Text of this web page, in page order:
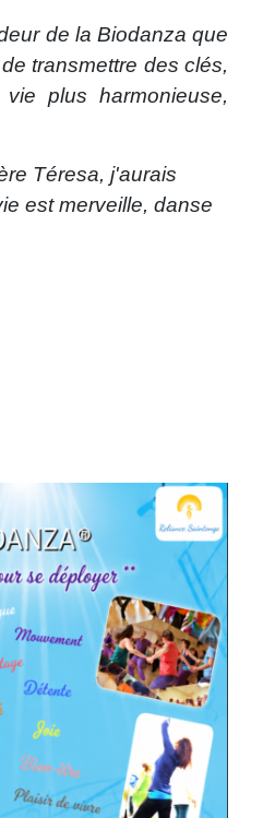
de la Biodanza que
transmettre des clés,
plus harmonieuse,
Téresa, j'aurais
est merveille, danse